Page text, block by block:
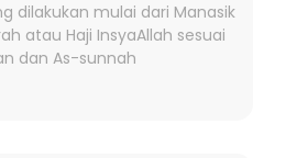
dilakukan mulai dari Manasik
atau Haji InsyaAllah sesuai
dan As-sunnah